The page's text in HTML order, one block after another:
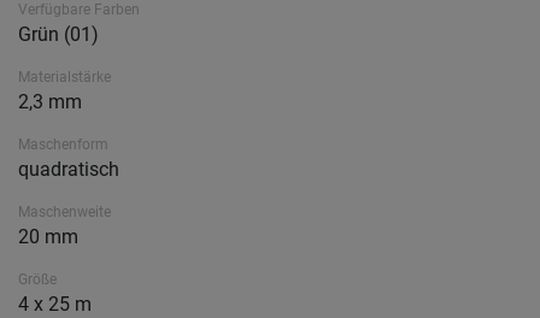
Verfügbare Farben
Grün (01)
Materialstärke
2,3 mm
Maschenform
quadratisch
Maschenweite
20 mm
Größe
4 x 25 m